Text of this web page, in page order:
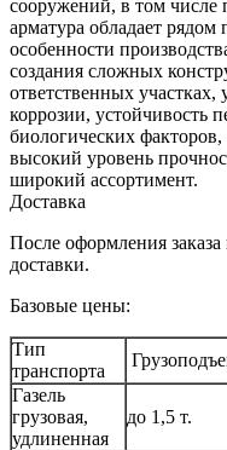
сооружений, в том числе
арматура обладает
особенности
создания сложных
ответственных
коррозии, устойчивость
биологических факторов,
высокий уровень
широкий ассортимент.
Доставка
После оформления
доставки.
Базовые цены:
Тип
транспорта
Газель
грузовая,
удлиненная
до 1,5 т.